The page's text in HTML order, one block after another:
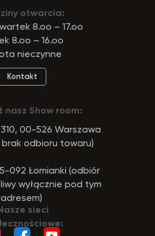
otwarcia:
8.oo – 17.oo
8.oo – 16.oo
nieczynne
nasz Show room:
00-526 Warszawa
brak odbioru towaru)
092 Łomianki (odbiór
wyłącznie pod tym
adresem)
Kontakt
sieci